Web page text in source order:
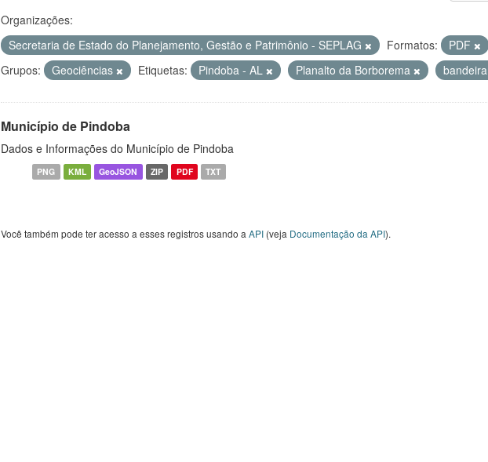
Organizações:
Secretaria de Estado do Planejamento, Gestão e Patrimônio - SEPLAG
Formatos: PDF
Grupos:
Geociências Etiquetas: Pindoba - AL Planalto da Borborema bandeira
Município de Pindoba
Dados e Informações do Município de Pindoba
PNG KML GeoJSON ZIP PDF TXT
Você também pode ter acesso a esses registros usando a API (veja Documentação da API).